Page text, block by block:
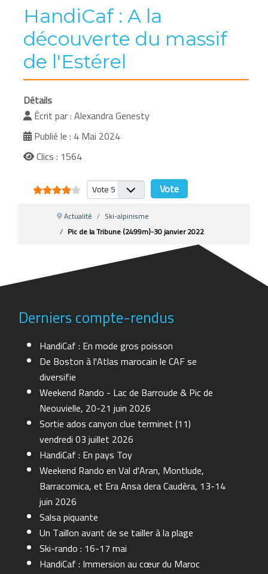
HandiCaf : A la
découverte du massif
de l'Estérel
Détails
Écrit par :Alexandra Genesty
Publié le : 4 Mai 2024
Clics : 1564
Vote utilisateur:4/5
Veuillez voter
Actualité
Ski-alpinisme
Pic de la Tribune (2499m)-30 janvier 2022
Derniers compte-rendus
HandiCaf : En mode gros poisson
De Boston à l'Atlas marocain le CAF se
diversifie
Weekend Rando - Lac de Barroude & Pic de
Neouvielle, 20-21 juin 2026
Sortie ados canyon clue terminet (11)
vendredi 03 juillet 2026
HandiCaf : En pays Toy
Weekend Rando en Val d'Aran, Montlude,
Barracomica, et Era Ansa dera Caudèra, 13-14
juin 2026
Salsa piquante
Un Taillon avant de se tailler à la plage
Ski-rando : 16-17 mai
HandiCaf : Immersion au cœur du Maroc